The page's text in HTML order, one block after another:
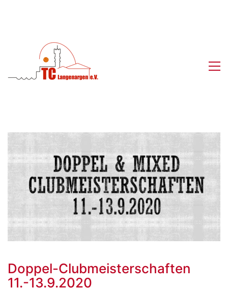
Doppel-Clubmeisterschaften
11.-13.9.2020